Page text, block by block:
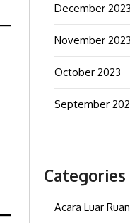
December 2023
November 2023
October 2023
September
Categories
Acara Luar